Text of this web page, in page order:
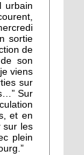
urbain
sortie
de
son
viens
sur
Sur
et en
sur les
plein